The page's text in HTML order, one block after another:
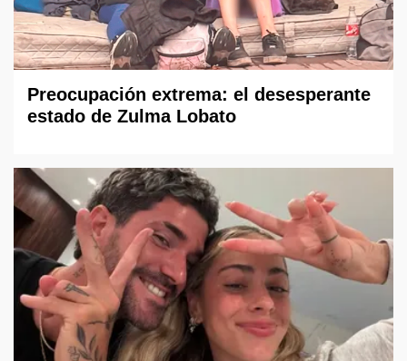
Preocupación extrema: el desesperante
estado de Zulma Lobato